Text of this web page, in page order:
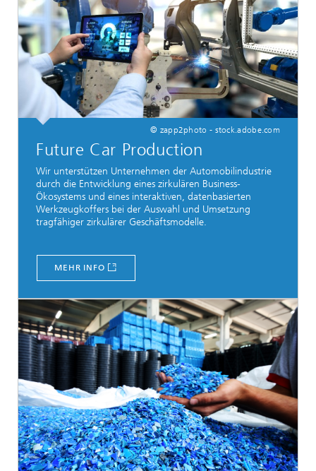
© zapp2photo - stock.adobe.com
Future Car Production
Wir unterstützen Unternehmen der Automobilindustrie
durch die Entwicklung eines zirkulären Business-
Ökosystems und eines interaktiven, datenbasierten
Werkzeugkoffers bei der Auswahl und Umsetzung
tragfähiger zirkulärer Geschäftsmodelle.
MEHR INFO